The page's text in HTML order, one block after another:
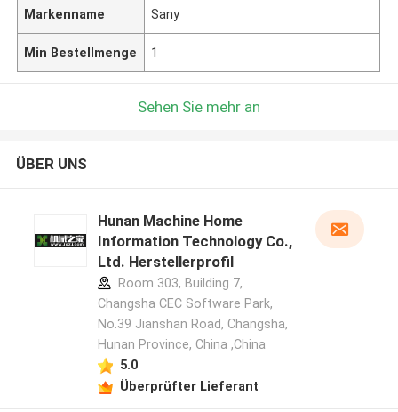
Markenname Sany
Min Bestellmenge 1
Sehen Sie mehr an
ÜBER UNS
Hunan Machine Home
Information Technology Co.,
Ltd. Herstellerprofil
Room 303, Building 7,
Changsha CEC Software Park,
No.39 Jianshan Road, Changsha,
Hunan Province, China ,China
5.0
Überprüfter Lieferant